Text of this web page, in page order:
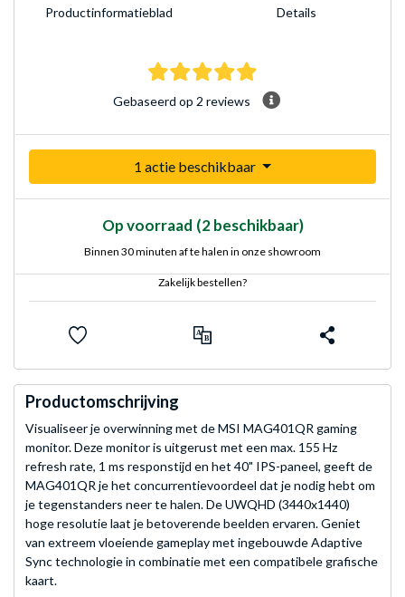
Product­informatieblad Details
5.0 sterren Gebaseerd
Gebaseerd op 2 reviews
1 actie beschikbaar
Op voorraad (2 beschikbaar)
Binnen 30 minuten af te halen in onze showroom
Zakelijk bestellen?
Productomschrijving
Visualiseer je overwinning met de MSI MAG401QR gaming
monitor. Deze monitor is uitgerust met een max. 155 Hz
refresh rate, 1 ms responstijd en het 40" IPS-paneel, geeft de
MAG401QR je het concurrentievoordeel dat je nodig hebt om
je tegenstanders neer te halen. De UWQHD (3440x1440)
hoge resolutie laat je betoverende beelden ervaren. Geniet
van extreem vloeiende gameplay met ingebouwde Adaptive
Sync technologie in combinatie met een compatibele grafische
kaart.